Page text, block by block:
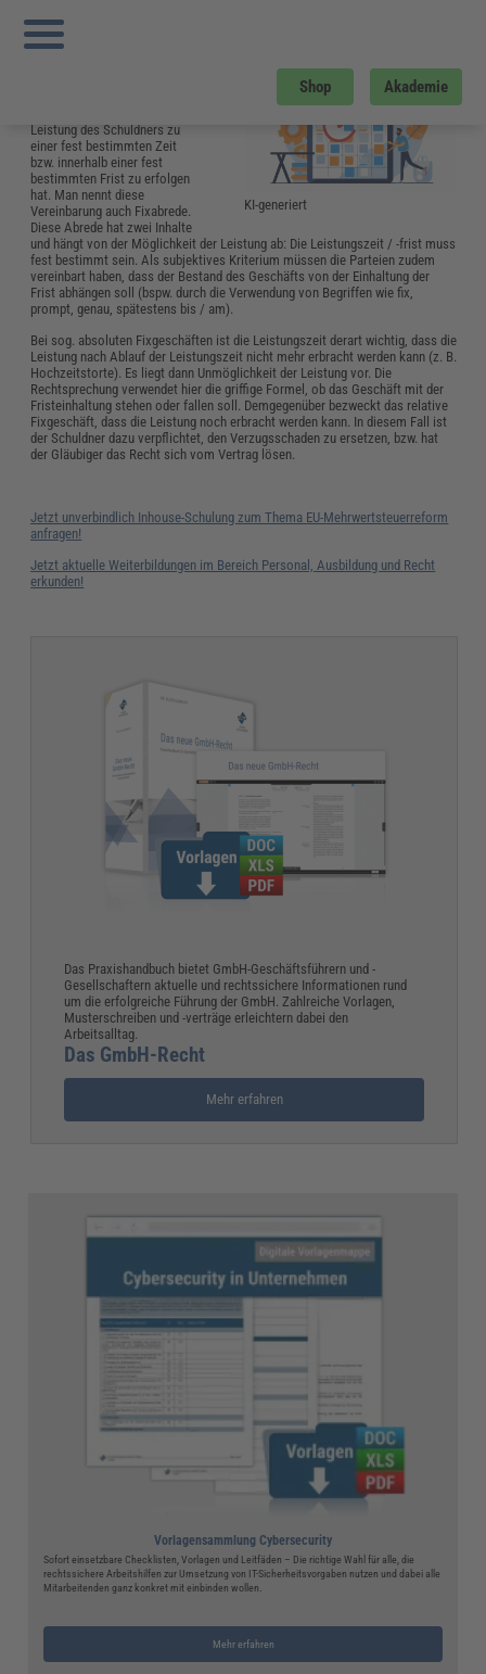
Shop Akademie
Sie sind hier:
Fixtermin
KI-generiert
Leistung des Schuldners zu
einer fest bestimmten Zeit
bzw. innerhalb einer fest
bestimmten Frist zu erfolgen
hat. Man nennt diese
Vereinbarung auch Fixabrede.
Diese Abrede hat zwei Inhalte
und hängt von der Möglichkeit der Leistung ab: Die Leistungszeit / -frist muss
fest bestimmt sein. Als subjektives Kriterium müssen die Parteien zudem
vereinbart haben, dass der Bestand des Geschäfts von der Einhaltung der
Frist abhängen soll (bspw. durch die Verwendung von Begriffen wie fix,
prompt, genau, spätestens bis / am).
Bei sog. absoluten Fixgeschäften ist die Leistungszeit derart wichtig, dass die
Leistung nach Ablauf der Leistungszeit nicht mehr erbracht werden kann (z. B.
Hochzeitstorte). Es liegt dann Unmöglichkeit der Leistung vor. Die
Rechtsprechung verwendet hier die griffige Formel, ob das Geschäft mit der
Fristeinhaltung stehen oder fallen soll. Demgegenüber bezweckt das relative
Fixgeschäft, dass die Leistung noch erbracht werden kann. In diesem Fall ist
der Schuldner dazu verpflichtet, den Verzugsschaden zu ersetzen, bzw. hat
der Gläubiger das Recht sich vom Vertrag lösen.
Jetzt unverbindlich Inhouse-Schulung zum Thema EU-Mehrwertsteuerreform
anfragen!
Jetzt aktuelle Weiterbildungen im Bereich Personal, Ausbildung und Recht
erkunden!
Das Praxishandbuch bietet GmbH-Geschäftsführern und -
Gesellschaftern aktuelle und rechtssichere Informationen rund
um die erfolgreiche Führung der GmbH. Zahlreiche Vorlagen,
Musterschreiben und -verträge erleichtern dabei den
Arbeitsalltag.
Das GmbH-Recht
Mehr erfahren
Vorlagensammlung Cybersecurity
Sofort einsetzbare Checklisten, Vorlagen und Leitfäden – Die richtige Wahl für alle, die
rechtssichere Arbeitshilfen zur Umsetzung von IT-Sicherheitsvorgaben nutzen und dabei alle
Mitarbeitenden ganz konkret mit einbinden wollen.
Mehr erfahren